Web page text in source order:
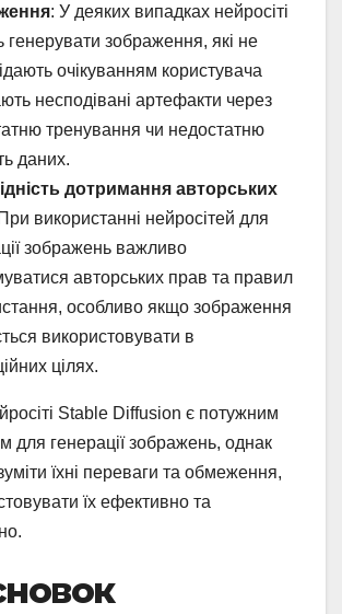
: У деяких випадках нейросіті
генерувати зображення, які не
очікуванням користувача
несподівані артефакти через
тренування чи недостатню
даних.
дотримання авторських
використанні нейросітей для
зображень важливо
авторських прав та правил
особливо якщо зображення
використовувати в
цілях.
Stable Diffusion є потужним
для генерації зображень, однак
їхні переваги та обмеження,
їх ефективно та